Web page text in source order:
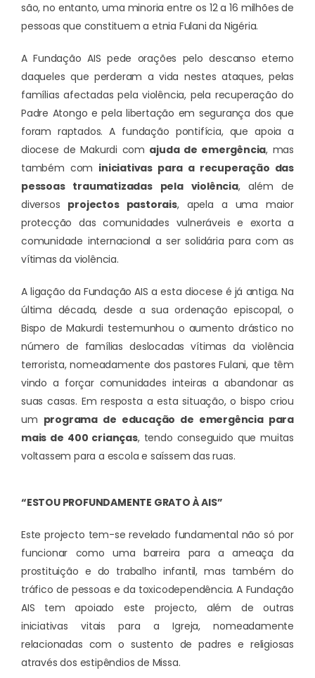
são, no entanto, uma minoria entre os 12 a 16 milhões de
pessoas que constituem a etnia Fulani da Nigéria.
A Fundação AIS pede orações pelo descanso eterno
daqueles que perderam a vida nestes ataques, pelas
famílias afectadas pela violência, pela recuperação do
Padre Atongo e pela libertação em segurança dos que
foram raptados. A fundação pontifícia, que apoia a
diocese de Makurdi com ajuda de emergência, mas
também com iniciativas para a recuperação das
pessoas traumatizadas pela violência, além de
diversos projectos pastorais, apela a uma maior
protecção das comunidades vulneráveis e exorta a
comunidade internacional a ser solidária para com as
vítimas da violência.
A ligação da Fundação AIS a esta diocese é já antiga. Na
última década, desde a sua ordenação episcopal, o
Bispo de Makurdi testemunhou o aumento drástico no
número de famílias deslocadas vítimas da violência
terrorista, nomeadamente dos pastores Fulani, que têm
vindo a forçar comunidades inteiras a abandonar as
suas casas. Em resposta a esta situação, o bispo criou
um programa de educação de emergência para
mais de 400 crianças, tendo conseguido que muitas
voltassem para a escola e saíssem das ruas.
“ESTOU PROFUNDAMENTE GRATO À AIS”
Este projecto tem-se revelado fundamental não só por
funcionar como uma barreira para a ameaça da
prostituição e do trabalho infantil, mas também do
tráfico de pessoas e da toxicodependência. A Fundação
AIS tem apoiado este projecto, além de outras
iniciativas vitais para a Igreja, nomeadamente
relacionadas com o sustento de padres e religiosas
através dos estipêndios de Missa.